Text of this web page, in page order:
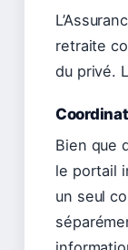
retraite
du privé.
Bien que
le portail
un seul